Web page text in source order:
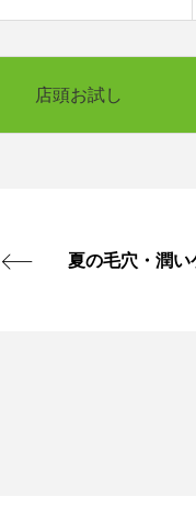
店頭お試し
夏の毛穴・潤い